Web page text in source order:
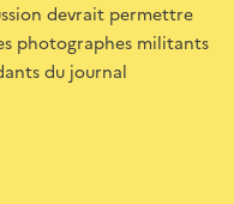
devrait permettre
photographes militants
du journal